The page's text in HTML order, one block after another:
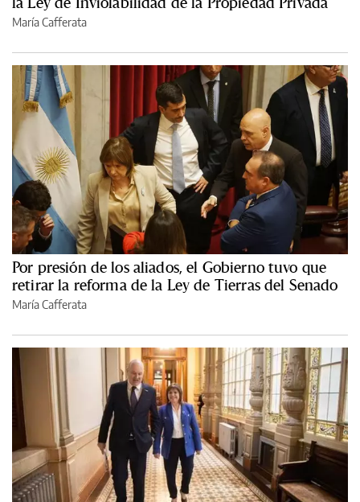
María Cafferata
Por presión de los aliados, el Gobierno tuvo que
retirar la reforma de la Ley de Tierras del Senado
María Cafferata